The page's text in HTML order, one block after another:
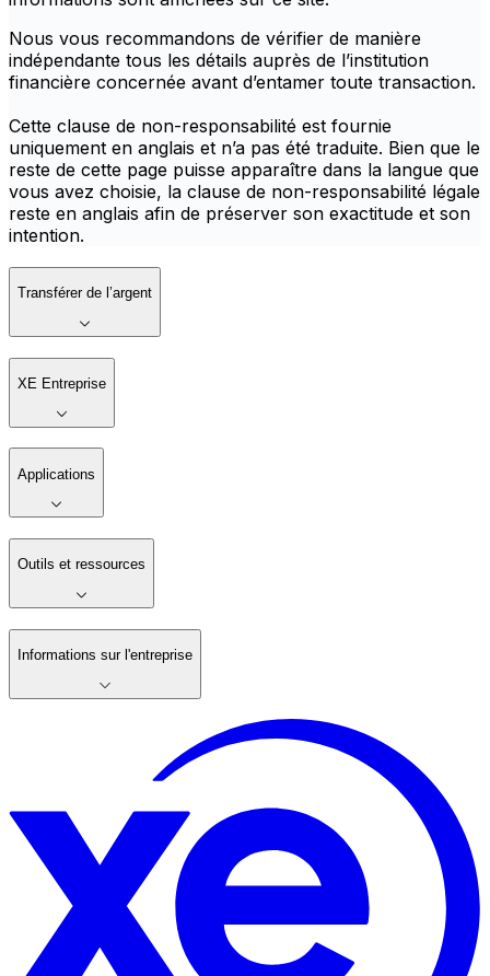
Nous vous recommandons de vérifier de manière
indépendante tous les détails auprès de l’institution
financière concernée avant d’entamer toute transaction.
Cette clause de non-responsabilité est fournie
uniquement en anglais et n’a pas été traduite. Bien que le
reste de cette page puisse apparaître dans la langue que
vous avez choisie, la clause de non-responsabilité légale
reste en anglais afin de préserver son exactitude et son
intention.
Transférer de l’argent
XE Entreprise
Applications
Outils et ressources
Informations sur l'entreprise